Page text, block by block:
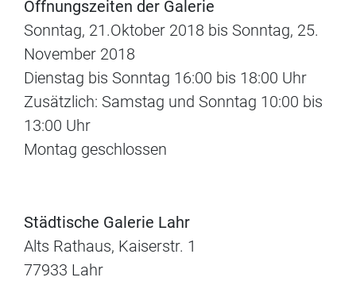
Öffnungszeiten der Galerie
Sonntag, 21.Oktober 2018 bis Sonntag, 25.
November 2018
Dienstag bis Sonntag 16:00 bis 18:00 Uhr
Zusätzlich: Samstag und Sonntag 10:00 bis
13:00 Uhr
Montag geschlossen
Städtische Galerie Lahr
Alts Rathaus, Kaiserstr. 1
77933 Lahr